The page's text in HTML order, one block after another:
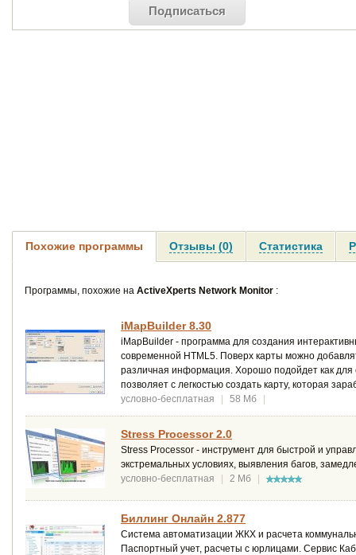
Подписаться
Похожие программы Отзывы (0) Статистика
Программы, похожие на ActiveXperts Network Monitor :
iMapBuilder 8.30
iMapBuilder - программа для создания
современной HTML5. Поверх карты можно
различная информация. Хорошо подойдет как для
позволяет с легкостью создать карту, которая
условно-бесплатная
| 58 Мб |
Stress Processor 2.0
Stress Processor - инструмент для быстрой и
экстремальных условиях, выявления багов,
условно-бесплатная
| 2 Мб |
Биллинг Онлайн 2.877
Система автоматизации ЖКХ и расчета
Паспортный учет, расчеты с юрлицами. Сервис